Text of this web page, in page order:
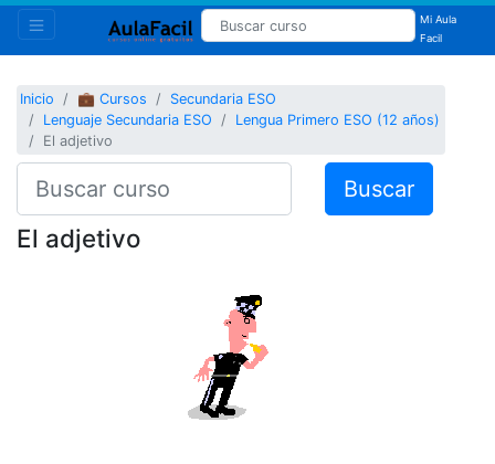
Mi Aula
Facil
Inicio 💼 Cursos
Secundaria ESO
Lenguaje Secundaria ESO
Lengua Primero ESO (12 años)
El adjetivo
Buscar
El adjetivo